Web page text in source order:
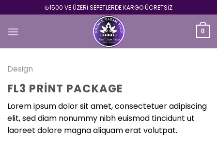
to
content
₺1500 VE ÜZERİ SEPETLERDE KARGO ÜCRETSİZ
0
Design
FL3 PRINT PACKAGE
Lorem ipsum dolor sit amet, consectetuer adipiscing
elit, sed diam nonummy nibh euismod tincidunt ut
laoreet dolore magna aliquam erat volutpat.